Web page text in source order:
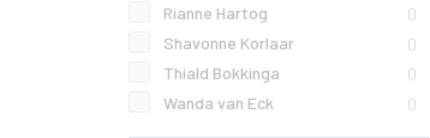
Rianne Hartog 0
Shavonne Korlaar 0
Thiald Bokkinga 0
Wanda van Eck 0